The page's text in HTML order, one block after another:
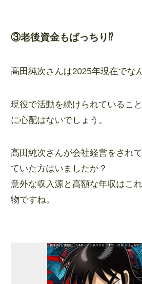
③老後資金もばっちり⁉︎
高田純次さんは2025年現在でな
現役で活動を続けられているこ
に心配はないでしょう。
高田純次さんが会社経営をされ
ていた方はいましたか？
意外な収入源と高額な年収はこ
物ですね。